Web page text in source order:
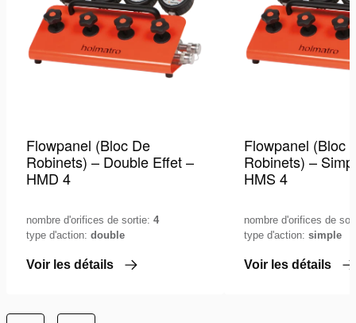
Flowpanel (Bloc De
Robinets) – Double Effet –
HMD 4
nombre d'orifices de sortie: 4
type d'action: double
Voir les détails
Flowpanel (Bloc
Robinets) –
HMS 4
nombre d'orifices de
type d'action: simple
Voir les détails